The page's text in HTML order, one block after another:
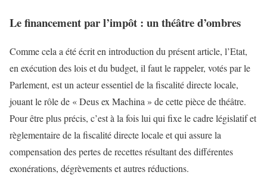
Le financement par l’impôt : un théâtre d’ombres
Comme cela a été écrit en introduction du présent article, l’Etat,
en exécution des lois et du budget, il faut le rappeler, votés par le
Parlement, est un acteur essentiel de la fiscalité directe locale,
jouant le rôle de « Deus ex Machina » de cette pièce de théâtre.
Pour être plus précis, c’est à la fois lui qui fixe le cadre législatif et
règlementaire de la fiscalité directe locale et qui assure la
compensation des pertes de recettes résultant des différentes
exonérations, dégrèvements et autres réductions.